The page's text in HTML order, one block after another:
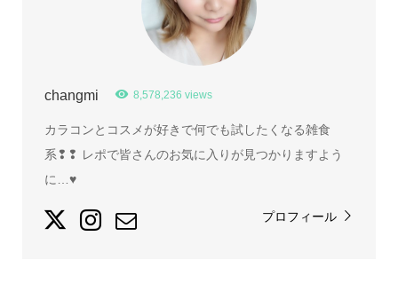
changmi 8,578,236 views
カラコンとコスメが好きで何でも試したくなる雑食
系❢❢ レポで皆さんのお気に入りが見つかりますよう
に…♥
プロフィール